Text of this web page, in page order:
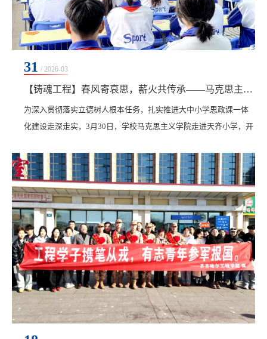
31 / 2026-03
【铸魂工程】春风寄哀思，薪火共传承——马克思主义学院与天齐小学开展主题教育活动​
为深入贯彻落实立德树人根本任务，扎实推进大中小学思政课一体
化建设走深走实，3月30日，学校马克思主义学院走进天齐小学，开
赵婷婷，铁锋区教师进修学校德育部副主任王微，天齐小学相关校
领导及我校师生代表共同参加本次活动。本次活动以升旗仪式、主
题班会为主要载体，融合课堂教学与实践育人环节，不断增强思政
教育的吸引力和感染力，引导青少年厚植家国情怀、...